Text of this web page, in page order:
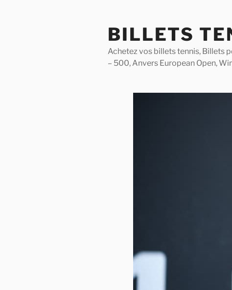
BILLETS
Achetez vos billets tennis, Billets
– 500, Anvers European Open,